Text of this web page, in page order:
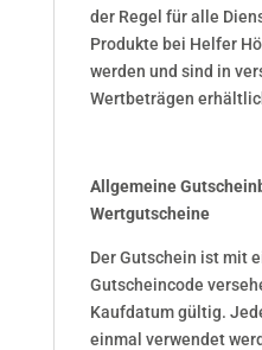
der Regel für alle
Produkte bei Helfer
werden und sind in
Wertbeträgen
Allgemeine
Wertgutscheine
Der Gutschein ist mit
Gutscheincode
Kaufdatum gültig.
einmal verwendet